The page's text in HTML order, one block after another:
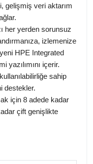
gelişmiş veri aktarım
her yerden sorunsuz
izlemenize
HPE Integrated
yazılımını içerir.
sahip
destekler.
için 8 adede kadar
çift genişlikte